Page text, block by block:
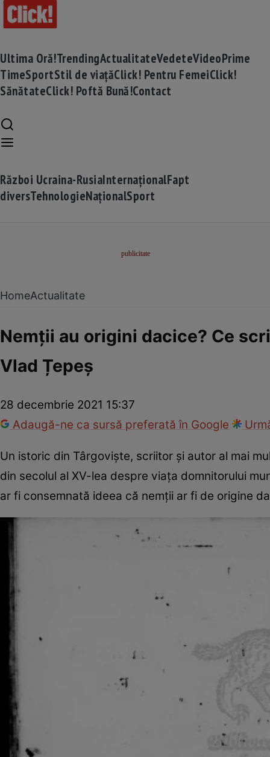
Ultima Oră!TrendingActualitateVedeteVideoPrime
TimeSportStil de viațăClick! Pentru FemeiClick!
SănătateClick! Poftă Bună!Contact
Război Ucraina-RusiaInternaționalFapt
diversTehnologieNaționalSport
HomeActualitate
Nemții au origini dacice? Ce
Vlad Țepeș
28 decembrie 2021 15:37
Adaugă-ne ca sursă preferată în Google
Un istoric din Târgoviște, scriitor și autor al mai
din secolul al XV-lea despre viaţa domnitorului
ar fi consemnată ideea că nemții ar fi de origine